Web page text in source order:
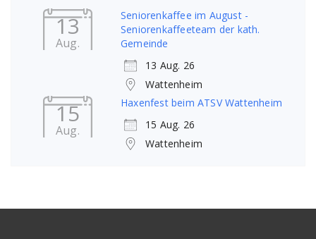
13
Aug.
Seniorenkaffee im August -
Seniorenkaffeeteam der kath.
Gemeinde
13 Aug. 26
Wattenheim
15
Aug.
Haxenfest beim ATSV Wattenheim
15 Aug. 26
Wattenheim